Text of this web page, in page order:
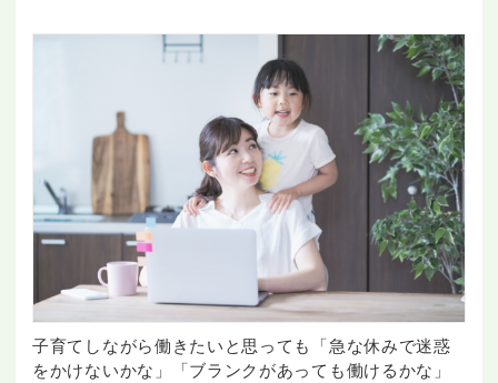
子育てしながら働きたいと思っても「急な休みで迷惑
をかけないかな」「ブランクがあっても働けるかな」